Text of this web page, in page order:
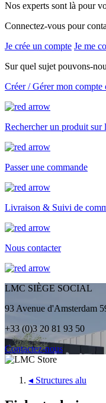
Nos experts sont là pour
Connectez-vous pour
Je crée un compte Je me
Sur quel sujet pouvons-
Créer / Gérer mon compte
Rechercher un produit sur
Passer une commande
Livraison & Suivi de
Nous contacter
LMC SIÈGE SOCIAL
93 Avenue d'Amsterdam
+33 (0)3 20 81 93 50
Contactez-nous
◂ Structures alu